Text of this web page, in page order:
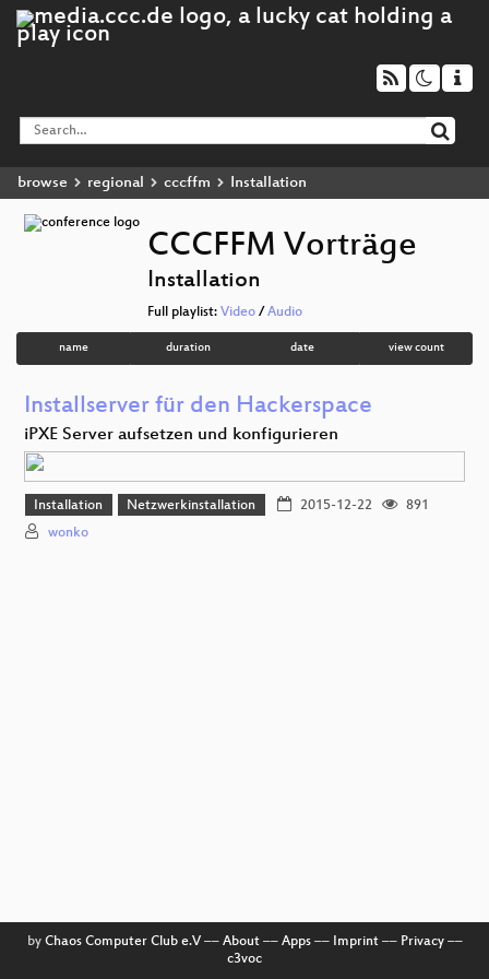
browse regional cccffm Installation
CCCFFM Vorträge
Installation
Full playlist: Video / Audio
name duration date view count
Installserver für den Hackerspace
iPXE Server aufsetzen und konfigurieren
Installation Netzwerkinstallation 2015-12-22
891
wonko
by Chaos Computer Club e.V–– About–– Apps–– Imprint–– Privacy––
c3voc